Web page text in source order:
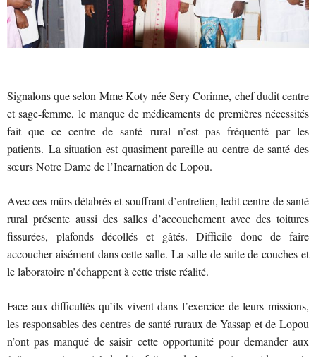
Signalons que selon Mme Koty née Sery Corinne, chef dudit centre
et sage-femme, le manque de médicaments de premières nécessités
fait que ce centre de santé rural n’est pas fréquenté par les
patients. La situation est quasiment pareille au centre de santé des
sœurs Notre Dame de l’Incarnation de Lopou.
Avec ces mûrs délabrés et souffrant d’entretien, ledit centre de santé
rural présente aussi des salles d’accouchement avec des toitures
fissurées, plafonds décollés et gâtés. Difficile donc de faire
accoucher aisément dans cette salle. La salle de suite de couches et
le laboratoire n’échappent à cette triste réalité.
Face aux difficultés qu’ils vivent dans l’exercice de leurs missions,
les responsables des centres de santé ruraux de Yassap et de Lopou
n’ont pas manqué de saisir cette opportunité pour demander aux